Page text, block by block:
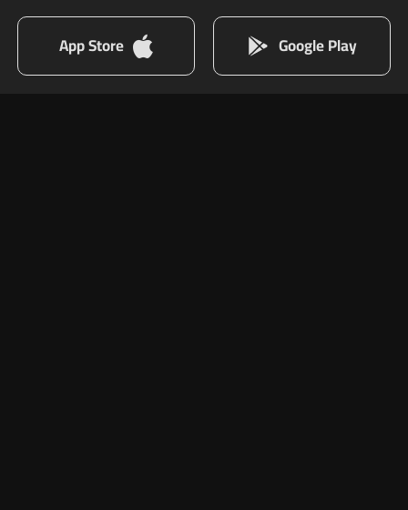
Google Play
App Store